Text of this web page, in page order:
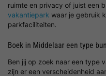
ruimte en privacy of juist een
vakantiepark waar je gebruik
parkfaciliteiten.
Boek in Middelaar een type
Ben jij op zoek naar een type
zijn er een verscheidenheid